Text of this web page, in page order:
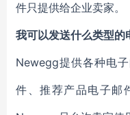
件只提供给企业卖家。
我可以发送什么类型的
Newegg提供各种电
件、推荐产品电子邮